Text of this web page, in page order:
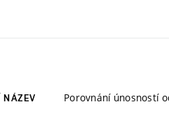
NÁZEV Porovnání únosností